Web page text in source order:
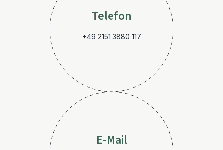
Telefon
+49 2151 3880 117
E-Mail